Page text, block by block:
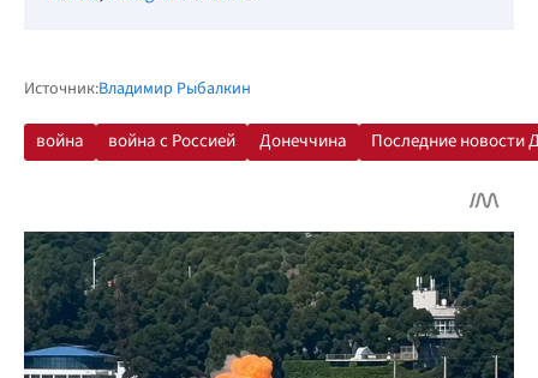
Источник:Владимир Рыбалкин
война война с Россией Донеччина Последние новости